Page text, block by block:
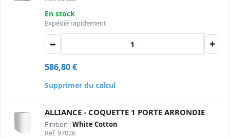
En stock
Expédié rapidement
− +
586,80€
Supprimer du calcul
ALLIANCE - COQUETTE 1 PORTE ARRONDIE
Finition :White Cotton
Réf. 97026